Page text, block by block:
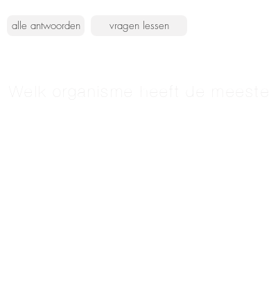
alle antwoorden vragen lessen